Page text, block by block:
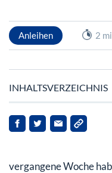
Anleihen 2
INHALTSVERZEICHNIS
vergangene Woche